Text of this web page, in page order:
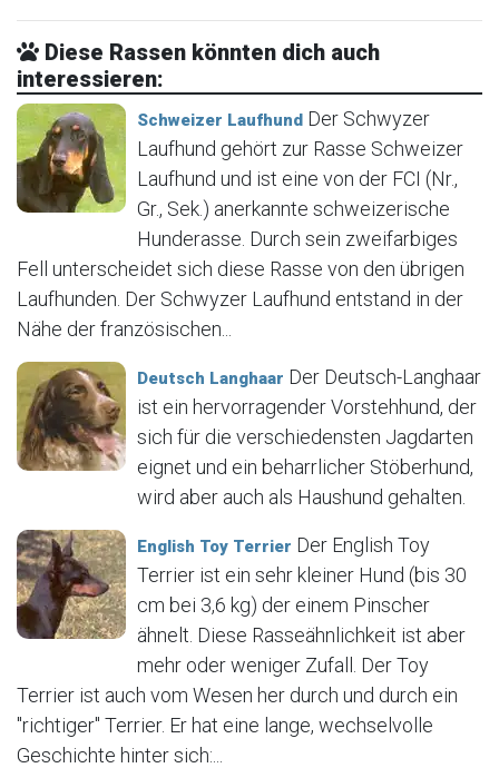
Diese Rassen könnten dich auch
interessieren:
Schweizer Laufhund Der Schwyzer
Laufhund gehört zur Rasse Schweizer
Laufhund und ist eine von der FCI (Nr.,
Gr., Sek.) anerkannte schweizerische
Hunderasse. Durch sein zweifarbiges
Fell unterscheidet sich diese Rasse von den übrigen
Laufhunden. Der Schwyzer Laufhund entstand in der
Nähe der französischen...
Deutsch Langhaar Der Deutsch-Langhaar
ist ein hervorragender Vorstehhund, der
sich für die verschiedensten Jagdarten
eignet und ein beharrlicher Stöberhund,
wird aber auch als Haushund gehalten.
English Toy Terrier Der English Toy
Terrier ist ein sehr kleiner Hund (bis 30
cm bei 3,6 kg) der einem Pinscher
ähnelt. Diese Rasseähnlichkeit ist aber
mehr oder weniger Zufall. Der Toy
Terrier ist auch vom Wesen her durch und durch ein
"richtiger" Terrier. Er hat eine lange, wechselvolle
Geschichte hinter sich:...